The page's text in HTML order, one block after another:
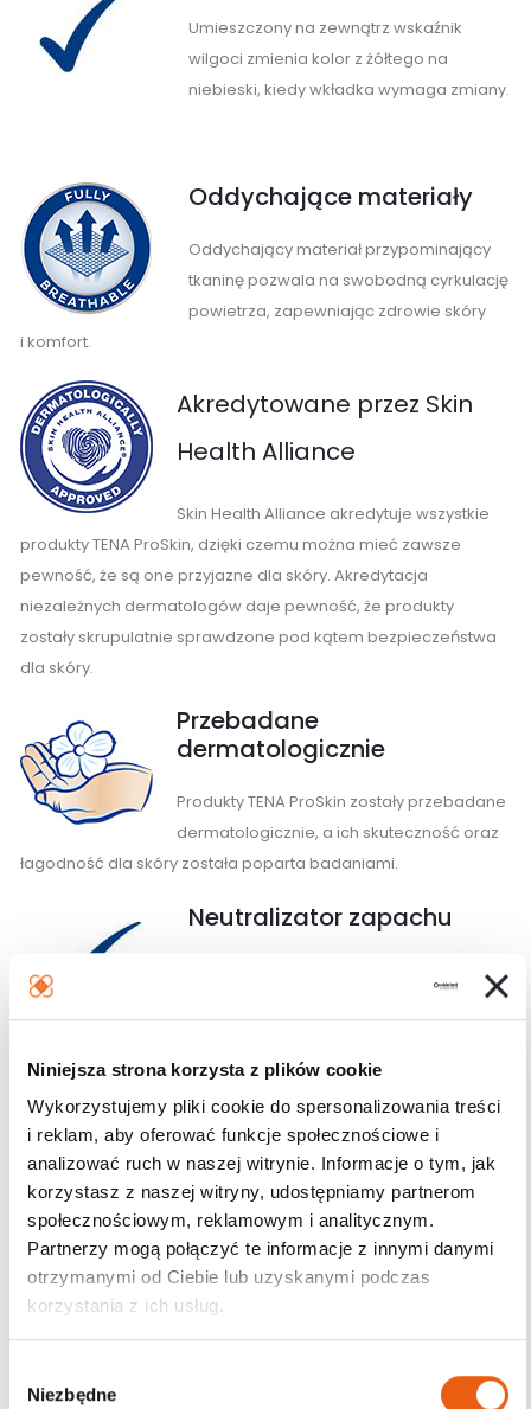
Niniejsza strona korzysta z plików cookie
Wykorzystujemy pliki cookie do spersonalizowania treści
i reklam, aby oferować funkcje społecznościowe i
analizować ruch w naszej witrynie. Informacje o tym, jak
korzystasz z naszej witryny, udostępniamy partnerom
społecznościowym, reklamowym i analitycznym.
Partnerzy mogą połączyć te informacje z innymi danymi
otrzymanymi od Ciebie lub uzyskanymi podczas
korzystania z ich usług.
Niezbędne
Umieszczony na zewnątrz wskaźnik
wilgoci zmienia kolor z żółtego na
niebieski, kiedy wkładka wymaga zmiany.
Oddychające materiały
Oddychający materiał przypominający
tkaninę pozwala na swobodną cyrkulację
powietrza, zapewniając zdrowie skóry
i komfort.
Akredytowane przez Skin
Health Alliance
Skin Health Alliance akredytuje wszystkie
produkty TENA ProSkin, dzięki czemu można mieć zawsze
pewność, że są one przyjazne dla skóry. Akredytacja
niezależnych dermatologów daje pewność, że produkty
zostały skrupulatnie sprawdzone pod kątem bezpieczeństwa
dla skóry.
Przebadane
dermatologicznie
Produkty TENA ProSkin zostały przebadane
dermatologicznie, a ich skuteczność oraz
łagodność dla skóry została poparta badaniami.
Neutralizator zapachu
Program TENA Protects
Krok po kroku zmniejszamy nasz ślad
węglowy w Europie o 50% do 2030 roku,
przyczyniając się w ten sposób do
zrównoważonego rozwoju naszej planety. TENA zawsze
troszczyła się o ludzi, dlatego naszym obowiązkiem jest
również dbanie o planetę.
Marka TENA jest dumna
z faktu, iż jej produkty